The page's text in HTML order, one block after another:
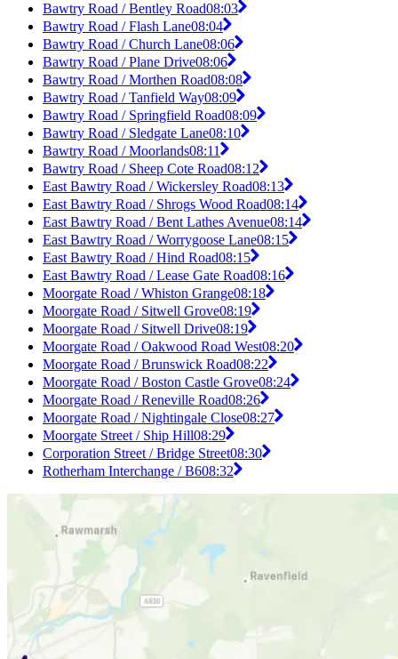
Bawtry Road / Bentley Road08:03
Bawtry Road / Flash Lane08:04
Bawtry Road / Church Lane08:06
Bawtry Road / Plane Drive08:06
Bawtry Road / Morthen Road08:08
Bawtry Road / Tanfield Way08:09
Bawtry Road / Springfield Road08:09
Bawtry Road / Sledgate Lane08:10
Bawtry Road / Moorlands08:11
Bawtry Road / Sheep Cote Road08:12
East Bawtry Road / Wickersley Road08:13
East Bawtry Road / Shrogs Wood Road08:14
East Bawtry Road / Bent Lathes Avenue08:14
East Bawtry Road / Worrygoose Lane08:15
East Bawtry Road / Hind Road08:15
East Bawtry Road / Lease Gate Road08:16
Moorgate Road / Whiston Grange08:18
Moorgate Road / Sitwell Grove08:19
Moorgate Road / Sitwell Drive08:19
Moorgate Road / Oakwood Road West08:20
Moorgate Road / Brunswick Road08:22
Moorgate Road / Boston Castle Grove08:24
Moorgate Road / Reneville Road08:26
Moorgate Road / Nightingale Close08:27
Moorgate Street / Ship Hill08:29
Corporation Street / Bridge Street08:30
Rotherham Interchange / B608:32